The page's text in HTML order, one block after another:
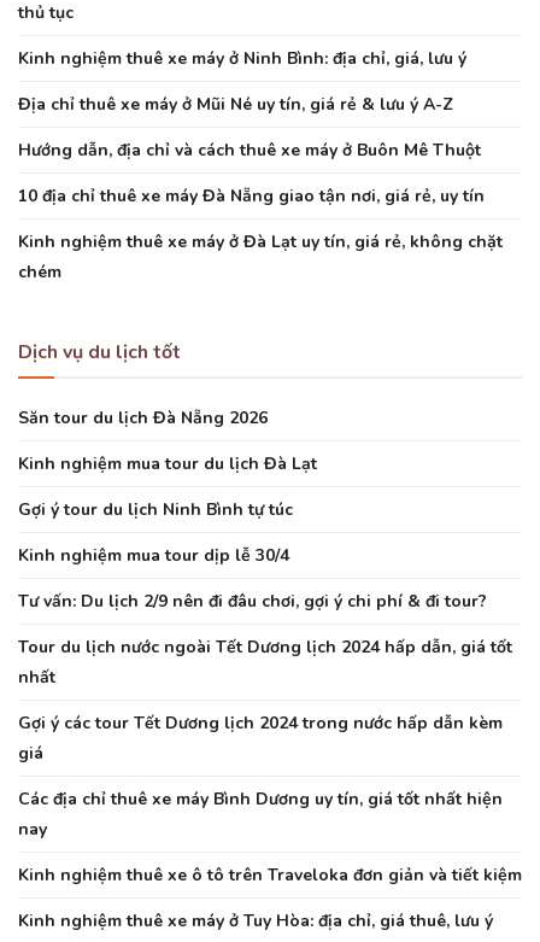
thủ tục
Kinh nghiệm thuê xe máy ở Ninh Bình: địa chỉ, giá, lưu ý
Địa chỉ thuê xe máy ở Mũi Né uy tín, giá rẻ & lưu ý A-Z
Hướng dẫn, địa chỉ và cách thuê xe máy ở Buôn Mê Thuột
10 địa chỉ thuê xe máy Đà Nẵng giao tận nơi, giá rẻ, uy tín
Kinh nghiệm thuê xe máy ở Đà Lạt uy tín, giá rẻ, không chặt
chém
Dịch vụ du lịch tốt
Săn tour du lịch Đà Nẵng 2026
Kinh nghiệm mua tour du lịch Đà Lạt
Gợi ý tour du lịch Ninh Bình tự túc
Kinh nghiệm mua tour dịp lễ 30/4
Tư vấn: Du lịch 2/9 nên đi đâu chơi, gợi ý chi phí & đi tour?
Tour du lịch nước ngoài Tết Dương lịch 2024 hấp dẫn, giá tốt
nhất
Gợi ý các tour Tết Dương lịch 2024 trong nước hấp dẫn kèm
giá
Các địa chỉ thuê xe máy Bình Dương uy tín, giá tốt nhất hiện
nay
Kinh nghiệm thuê xe ô tô trên Traveloka đơn giản và tiết kiệm
Kinh nghiệm thuê xe máy ở Tuy Hòa: địa chỉ, giá thuê, lưu ý